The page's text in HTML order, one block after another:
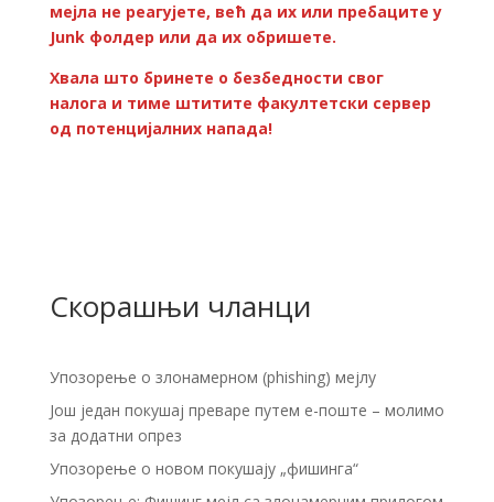
мејла не реагујете, већ да их или пребаците у
Junk фолдер или да их обришете.
Хвала што бринете о безбедности свог
налога и тиме штитите факултетски сервер
од потенцијалних напада!
Скорашњи чланци
Упозорење о злонамерном (phishing) мејлу
Још један покушај преваре путем е-поште – молимо
за додатни опрез
Упозорење о новом покушају „фишинга“